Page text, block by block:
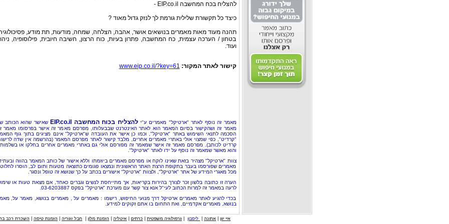
להצליח בכח המחשבה EIP.co.il -
כיצד כל תקשורת שלילית גורמת לך לנזק גדול מאוד ?
תהנה מעוד מאות מאמרים בנושאים אושר, אהבה, הצלחה, שמחה, מודעות, תת מודע,
בטחון / הערכה עצמית, כח המחשבה, פתרון בעיות, כוח הרצון, חשיבה חיובית, פילוסופיה,
ועוד.
קישור לאתר המקור: www.eip.co.il/?key=61
מאמר זה נוסף לאתר "ארטיקל" מאמרים ע"ילהצליח בכוח המחשבה EIP.co.il
שאישר שהוא הכותב
מאמר זה ושהקישור בסיום המאמר הוא לאתר האינטרנט שבבעלותו, מפרסם מאמר זה אישר בפרסומו מאמר
הסכמה לתנאי השימוש באתר "ארטיקל", וכמו כן אישר את העובדה ש"ארטיקל" אינם מציגים בתוך גוף
"קרדיט", כפי שמצוי אולי באתרי מאמרים אחרים, מלבד קישור לאתר מפרסם המאמר (בהרשמה אין שדה
קרדיט לכותב). מפרסם מאמר זה אישר שמאמר זה מפורסם אולי גם באתרי מאמרים אחרים בחלקו או
והוא מאשר שמאמר זה נוסף על ידו לאתר "ארטיקל".
צוות "ארטיקל" מצהיר בזאת שאינו לוקח או מפרסם מאמרים ביוזמתו וללא אישור של כותב המאמר בהווה
מאמרים שפורסמו בעבר בתקופת הרצת האתר הראשונית ונמצאו פגומים כתוצאה מטעות ותום לב, הוסרו
מכל מאגרי המידע של אתר "ארטיקל", ולצוות "ארטיקל" אישורים בכתב על כך שנושא זה טופל ונסגר.
הערה זו כתובה בלשון זכר לצורך בהירות בקריאות, אך מתייחסת לנשים וגברים כאחד, אם מצאת טעות או
לרעה במאמר זה למרות הכתוב לעי"ל אנא צור קשר עם מערכת "ארטיקל" בפקס 03-6203887.
בכדי להגיע לאתר מאמרים ארטיקל דרך מנועי החיפוש, רישמו : מאמרים על , מאמרים בנושא, מאמר על,
בנושא, מאמרים אקדמיים, ואת התחום בו אתם זקוקים למידע.
איי יוון אתונה ליסבון גרפולוגיה משפטית כרתים איטליה הזמנת מלון חבל זגוריה הזמנת טיסה השכרת רכב